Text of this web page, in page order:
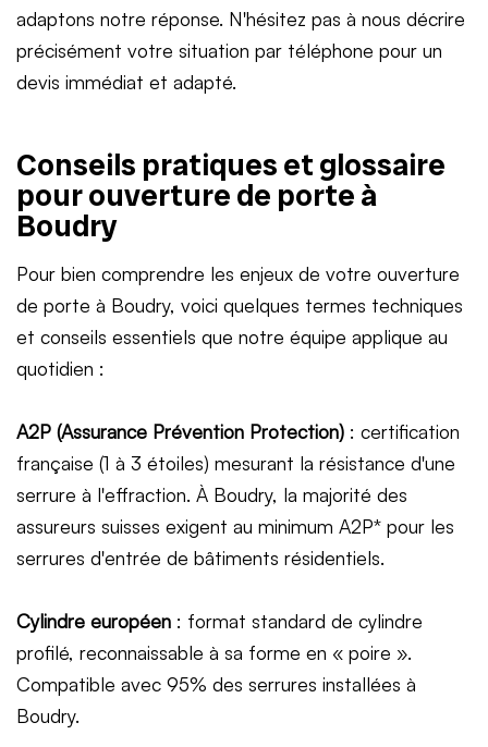
adaptons notre réponse. N'hésitez pas à nous décrire
précisément votre situation par téléphone pour un
devis immédiat et adapté.
Conseils pratiques et glossaire
pour ouverture de porte à
Boudry
Pour bien comprendre les enjeux de votre ouverture
de porte à Boudry, voici quelques termes techniques
et conseils essentiels que notre équipe applique au
quotidien :
A2P (Assurance Prévention Protection) : certification
française (1 à 3 étoiles) mesurant la résistance d'une
serrure à l'effraction. À Boudry, la majorité des
assureurs suisses exigent au minimum A2P* pour les
serrures d'entrée de bâtiments résidentiels.
Cylindre européen : format standard de cylindre
profilé, reconnaissable à sa forme en « poire ».
Compatible avec 95% des serrures installées à
Boudry.